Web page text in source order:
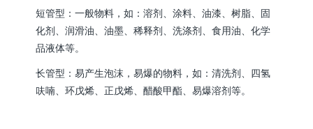
短管型：一般物料，如：溶剂、涂料、油漆、树脂、固
化剂、润滑油、油墨、稀释剂、洗涤剂、食用油、化学
品液体等。
长管型：易产生泡沫，易爆的物料，如：清洗剂、四氢
呋喃、环戊烯、正戊烯、醋酸甲酯、易爆溶剂等。